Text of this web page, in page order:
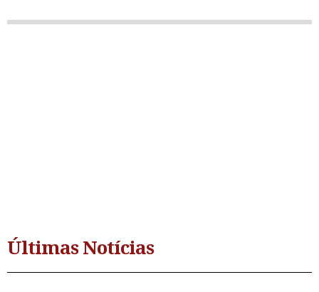
Últimas Notícias